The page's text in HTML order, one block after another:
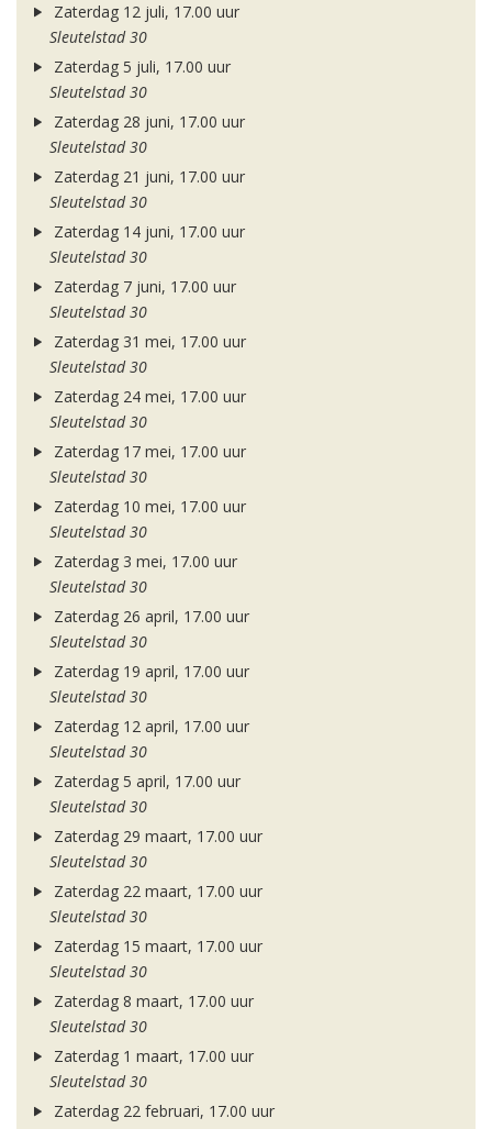
Zaterdag 12 juli, 17.00 uur
Sleutelstad 30
Zaterdag 5 juli, 17.00 uur
Sleutelstad 30
Zaterdag 28 juni, 17.00 uur
Sleutelstad 30
Zaterdag 21 juni, 17.00 uur
Sleutelstad 30
Zaterdag 14 juni, 17.00 uur
Sleutelstad 30
Zaterdag 7 juni, 17.00 uur
Sleutelstad 30
Zaterdag 31 mei, 17.00 uur
Sleutelstad 30
Zaterdag 24 mei, 17.00 uur
Sleutelstad 30
Zaterdag 17 mei, 17.00 uur
Sleutelstad 30
Zaterdag 10 mei, 17.00 uur
Sleutelstad 30
Zaterdag 3 mei, 17.00 uur
Sleutelstad 30
Zaterdag 26 april, 17.00 uur
Sleutelstad 30
Zaterdag 19 april, 17.00 uur
Sleutelstad 30
Zaterdag 12 april, 17.00 uur
Sleutelstad 30
Zaterdag 5 april, 17.00 uur
Sleutelstad 30
Zaterdag 29 maart, 17.00 uur
Sleutelstad 30
Zaterdag 22 maart, 17.00 uur
Sleutelstad 30
Zaterdag 15 maart, 17.00 uur
Sleutelstad 30
Zaterdag 8 maart, 17.00 uur
Sleutelstad 30
Zaterdag 1 maart, 17.00 uur
Sleutelstad 30
Zaterdag 22 februari, 17.00 uur